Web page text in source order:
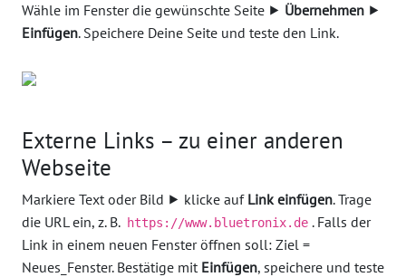
Wähle im Fenster die gewünschte Seite ⯈ Übernehmen ⯈
Einfügen. Speichere Deine Seite und teste den Link.
Externe Links – zu einer anderen
Webseite
Markiere Text oder Bild ⯈ klicke auf Link einfügen. Trage
die URL ein, z. B. https://www.bluetronix.de . Falls der
Link in einem neuen Fenster öffnen soll: Ziel =
Neues_Fenster. Bestätige mit Einfügen, speichere und teste